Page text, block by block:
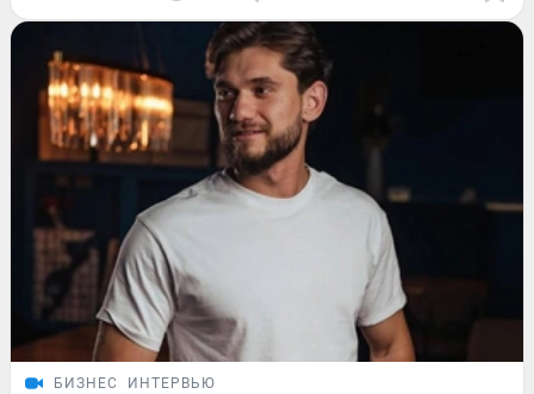
БИЗНЕС ИНТЕРВЬЮ